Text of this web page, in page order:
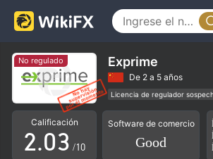
No regulado Exprime
De 2 a 5 años
Licencia de regulador
Auto-investigación
Zona
Riesgo potencial alto
Calificación
0
1
2.0
0
1
2
3 /10
Software de comercio
Good